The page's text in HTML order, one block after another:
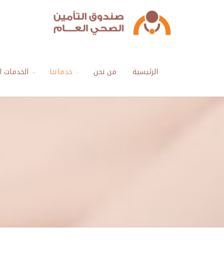
الرئيسية من نحن خدماتنا الخدمات